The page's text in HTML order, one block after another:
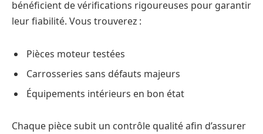
bénéficient de vérifications rigoureuses pour garantir
leur fiabilité. Vous trouverez :
Pièces moteur testées
Carrosseries sans défauts majeurs
Équipements intérieurs en bon état
Chaque pièce subit un contrôle qualité afin d’assurer